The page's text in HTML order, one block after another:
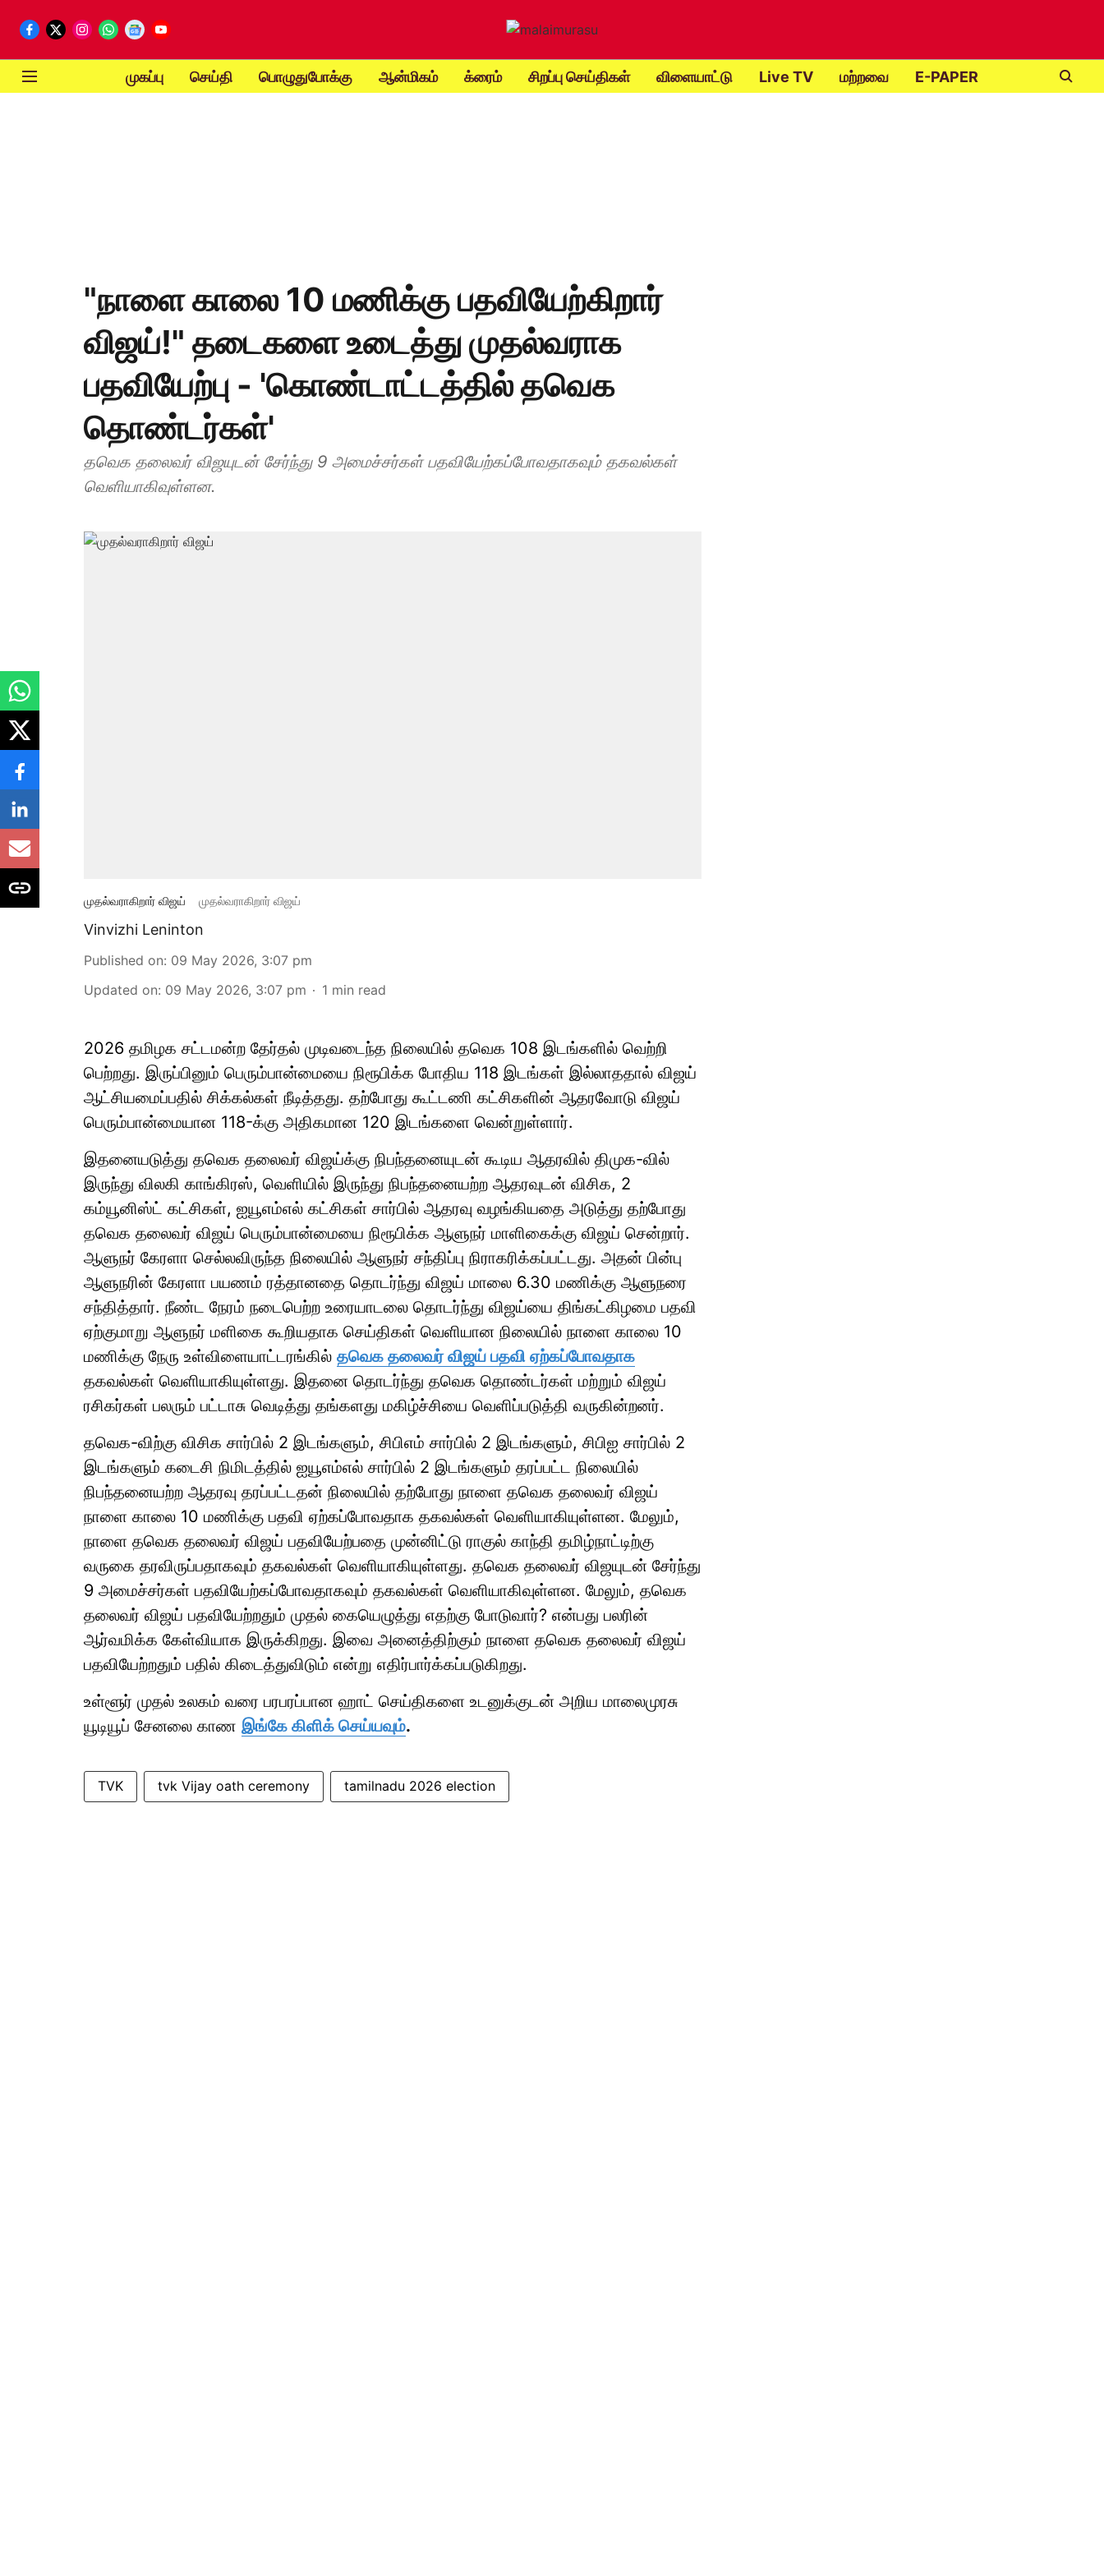
முகப்பு செய்தி பொழுதுபோக்கு ஆன்மிகம் க்ரைம் சிறப்பு செய்திகள் விளையாட்டு Live TV மற்றவை E-PAPER
"நாளை காலை 10 மணிக்கு பதவியேற்கிறார்
விஜய்!" தடைகளை உடைத்து முதல்வராக
பதவியேற்பு - 'கொண்டாட்டத்தில் தவெக
தொண்டர்கள்'
தவெக தலைவர் விஜயுடன் சேர்ந்து 9 அமைச்சர்கள் பதவியேற்கப்போவதாகவும் தகவல்கள்
வெளியாகிவுள்ளன.
முதல்வராகிறார் விஜய் முதல்வராகிறார் விஜய்
Vinvizhi Leninton
Published on: 09 May 2026, 3:07 pm
Updated on: 09 May 2026, 3:07 pm 1 min read
2026 தமிழக சட்டமன்ற தேர்தல் முடிவடைந்த நிலையில் தவெக 108 இடங்களில் வெற்றி
பெற்றது. இருப்பினும் பெரும்பான்மையை நிரூபிக்க போதிய 118 இடங்கள் இல்லாததால் விஜய்
ஆட்சியமைப்பதில் சிக்கல்கள் நீடித்தது. தற்போது கூட்டணி கட்சிகளின் ஆதரவோடு விஜய்
பெரும்பான்மையான 118-க்கு அதிகமான 120 இடங்களை வென்றுள்ளார்.
இதனையடுத்து தவெக தலைவர் விஜய்க்கு நிபந்தனையுடன் கூடிய ஆதரவில் திமுக-வில்
இருந்து விலகி காங்கிரஸ், வெளியில் இருந்து நிபந்தனையற்ற ஆதரவுடன் விசிக, 2
கம்யூனிஸ்ட் கட்சிகள், ஐயூஎம்எல் கட்சிகள் சார்பில் ஆதரவு வழங்கியதை அடுத்து தற்போது
தவெக தலைவர் விஜய் பெரும்பான்மையை நிரூபிக்க ஆளுநர் மாளிகைக்கு விஜய் சென்றார்.
ஆளுநர் கேரளா செல்லவிருந்த நிலையில் ஆளுநர் சந்திப்பு நிராகரிக்கப்பட்டது. அதன் பின்பு
ஆளுநரின் கேரளா பயணம் ரத்தானதை தொடர்ந்து விஜய் மாலை 6.30 மணிக்கு ஆளுநரை
சந்தித்தார். நீண்ட நேரம் நடைபெற்ற உரையாடலை தொடர்ந்து விஜய்யை திங்கட்கிழமை பதவி
ஏற்குமாறு ஆளுநர் மளிகை கூறியதாக செய்திகள் வெளியான நிலையில் நாளை காலை 10
மணிக்கு நேரு உள்விளையாட்டரங்கில் தவெக தலைவர் விஜய் பதவி ஏற்கப்போவதாக
தகவல்கள் வெளியாகியுள்ளது. இதனை தொடர்ந்து தவெக தொண்டர்கள் மற்றும் விஜய்
ரசிகர்கள் பலரும் பட்டாசு வெடித்து தங்களது மகிழ்ச்சியை வெளிப்படுத்தி வருகின்றனர்.
தவெக-விற்கு விசிக சார்பில் 2 இடங்களும், சிபிஎம் சார்பில் 2 இடங்களும், சிபிஐ சார்பில் 2
இடங்களும் கடைசி நிமிடத்தில் ஐயூஎம்எல் சார்பில் 2 இடங்களும் தரப்பட்ட நிலையில்
நிபந்தனையற்ற ஆதரவு தரப்பட்டதன் நிலையில் தற்போது நாளை தவெக தலைவர் விஜய்
நாளை காலை 10 மணிக்கு பதவி ஏற்கப்போவதாக தகவல்கள் வெளியாகியுள்ளன. மேலும்,
நாளை தவெக தலைவர் விஜய் பதவியேற்பதை முன்னிட்டு ராகுல் காந்தி தமிழ்நாட்டிற்கு
வருகை தரவிருப்பதாகவும் தகவல்கள் வெளியாகியுள்ளது. தவெக தலைவர் விஜயுடன் சேர்ந்து
9 அமைச்சர்கள் பதவியேற்கப்போவதாகவும் தகவல்கள் வெளியாகிவுள்ளன. மேலும், தவெக
தலைவர் விஜய் பதவியேற்றதும் முதல் கையெழுத்து எதற்கு போடுவார்? என்பது பலரின்
ஆர்வமிக்க கேள்வியாக இருக்கிறது. இவை அனைத்திற்கும் நாளை தவெக தலைவர் விஜய்
பதவியேற்றதும் பதில் கிடைத்துவிடும் என்று எதிர்பார்க்கப்படுகிறது.
உள்ளூர் முதல் உலகம் வரை பரபரப்பான ஹாட் செய்திகளை உடனுக்குடன் அறிய மாலைமுரசு
யூடியூப் சேனலை காண இங்கே கிளிக் செய்யவும்.
TVK tvk Vijay oath ceremony tamilnadu 2026 election